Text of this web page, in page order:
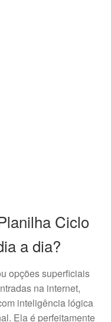
Ciclo
a dia?
opções superficiais
na internet,
inteligência lógica
Ela é perfeitamente